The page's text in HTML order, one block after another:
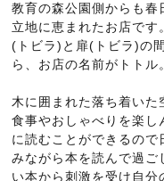
教育の森公園側からも春
立地に恵まれたお店で
(トビラ)と扉(トビラ)の
ら、お店の名前がトトル
木に囲まれた落ち着い
食事やおしゃべりを楽し
に読むことができるの
みながら本を読んで過ご
い本から刺激を受け自分